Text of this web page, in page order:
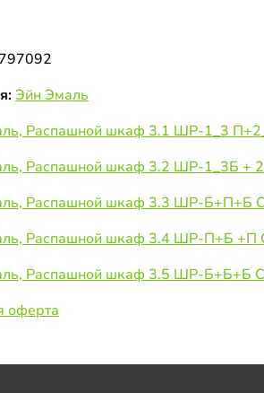
797092
Эйн Эмаль
Распашной шкаф 3.1 ШР-1_3
Распашной шкаф 3.2 ШР-1_3Б +
Распашной шкаф 3.3 ШР-Б+П+Б
Распашной шкаф 3.4 ШР-П+Б +П
Распашной шкаф 3.5 ШР-Б+Б+Б
оферта